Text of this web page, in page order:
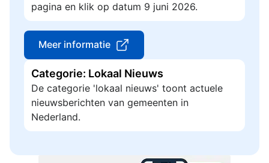
pagina en klik op datum 9 juni 2026.
Meer informatie
Categorie: Lokaal Nieuws
De categorie 'lokaal nieuws' toont actuele
nieuwsberichten van gemeenten in
Nederland.